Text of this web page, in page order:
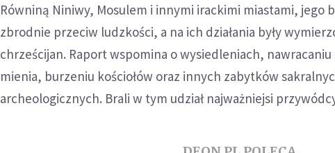
Równiną Niniwy, Mosulem i innymi irackimi miastami, jego
zbrodnie przeciw ludzkości, a na ich działania były
chrześcijan. Raport wspomina o wysiedleniach, nawracaniu
mienia, burzeniu kościołów oraz innych zabytków
archeologicznych. Brali w tym udział najważniejsi